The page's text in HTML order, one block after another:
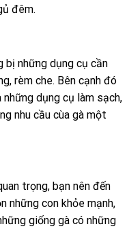
đêm.
bị những dụng cụ cần
rèm che. Bên cạnh đó
dụng cụ làm sạch,
nhu cầu cùa gà một
trọng, bạn nên đến
những con khỏe mạnh,
giống gà có những